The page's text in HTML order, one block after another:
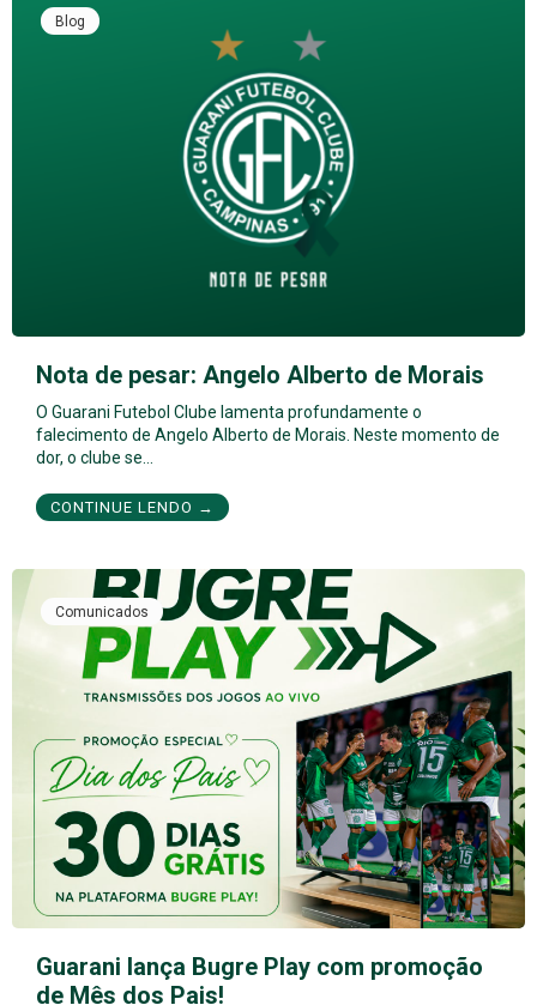
Blog
Nota de pesar: Angelo Alberto de Morais
O Guarani Futebol Clube lamenta profundamente o
falecimento de Angelo Alberto de Morais. Neste momento de
dor, o clube se…
CONTINUE LENDO →
Comunicados
Guarani lança Bugre Play com promoção
de Mês dos Pais!